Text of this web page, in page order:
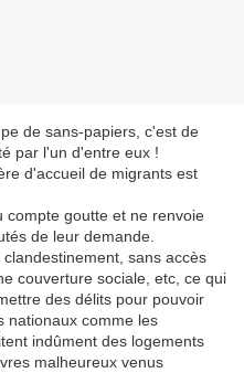
de sans-papiers, c'est de
par l'un d'entre eux !
d'accueil de migrants est
compte goutte et ne renvoie
de leur demande.
sans accès
couverture sociale, etc, ce qui
des délits pour pouvoir
nationaux comme les
indûment des logements
malheureux venus